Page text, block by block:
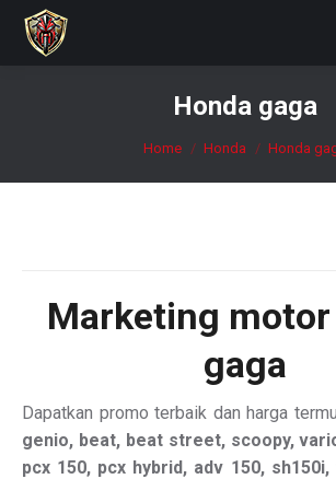
Honda gaga
You are here:
Home Honda Honda
Marketing motor
gaga
Dapatkan promo terbaik dan harga
genio, beat, beat street, scoopy,
pcx 150, pcx hybrid, adv 150,